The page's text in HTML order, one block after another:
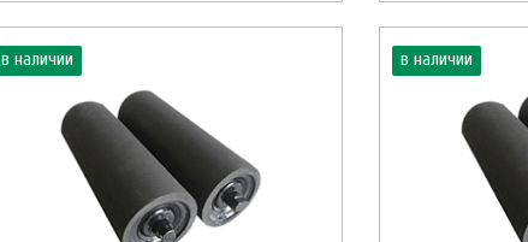
в наличии в наличии